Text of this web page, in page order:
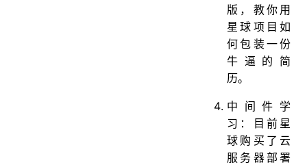
版，教你用
星球项目如
何包装一份
牛逼的简
历。
中间件学
习：目前星
球购买了云
服务器部署